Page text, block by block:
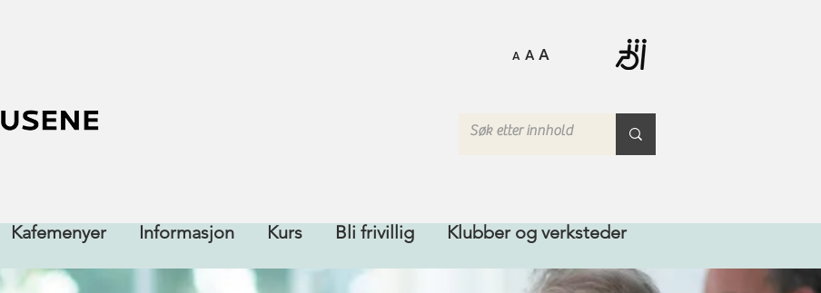
A A A
Kafemenyer Informasjon Kurs Bli frivillig Klubber og verksteder